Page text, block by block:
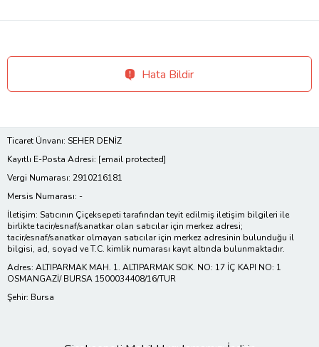
Hata Bildir
Ticaret Ünvanı: SEHER DENİZ
Kayıtlı E-Posta Adresi: [email protected]
Vergi Numarası: 2910216181
Mersis Numarası: -
İletişim: Satıcının Çiçeksepeti tarafından teyit edilmiş iletişim bilgileri ile
birlikte tacir/esnaf/sanatkar olan satıcılar için merkez adresi;
tacir/esnaf/sanatkar olmayan satıcılar için merkez adresinin bulunduğu il
bilgisi, ad, soyad ve T.C. kimlik numarası kayıt altında bulunmaktadır.
Adres: ALTIPARMAK MAH. 1. ALTIPARMAK SOK. NO: 17 İÇ KAPI NO: 1
OSMANGAZİ/ BURSA 1500034408/16/TUR
Şehir: Bursa